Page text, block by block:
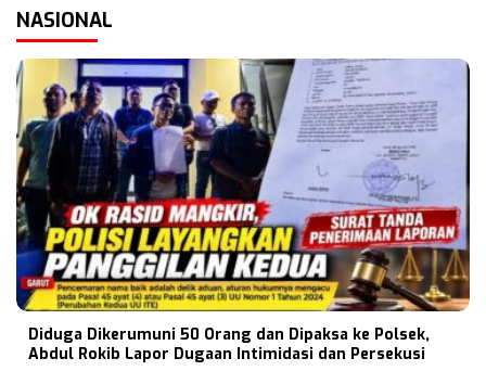
NASIONAL
Diduga Dikerumuni 50 Orang dan Dipaksa ke Polsek,
Abdul Rokib Lapor Dugaan Intimidasi dan Persekusi